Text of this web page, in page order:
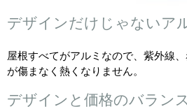
デザインだけじゃないア
屋根すべてがアルミなので、紫外線
が傷まなく熱くなりません。
デザインと価格のバランス